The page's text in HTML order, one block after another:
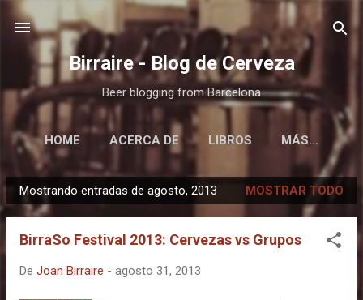
Ir al contenido principal
Birraire - Blog de Cerveza
Beer blogging from Barcelona
HOME ACERCA DE LIBROS MÁS…
E
n
Mostrando entradas de agosto, 2013 MOSTRAR TODO
BirraSo Festival 2013: Cervezas vs Grupos
De Joan Birraire - agosto 31, 2013